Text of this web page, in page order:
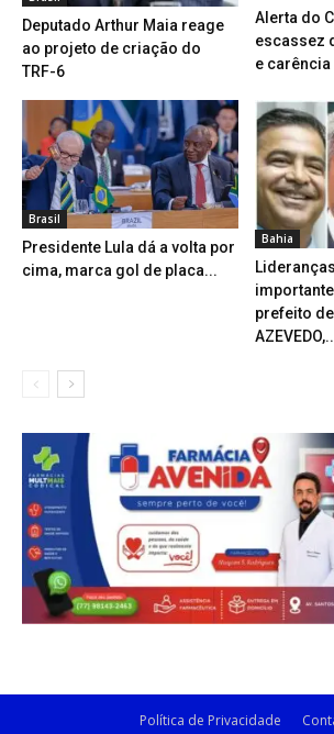
Deputado Arthur Maia reage
ao projeto de criação do
TRF-6
Alerta do
escassez
e carência
Brasil
Presidente Lula dá a volta por
cima, marca gol de placa...
Bahia
prefeito
Política de Privacidade